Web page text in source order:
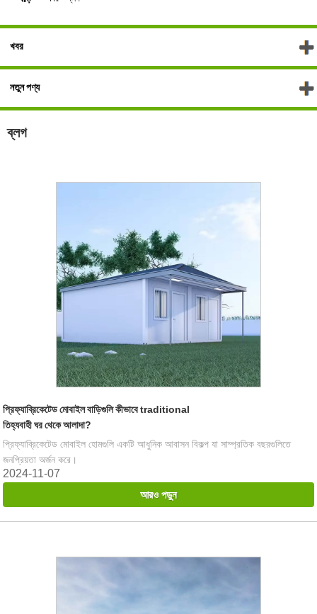
খবর
নতুন পণ্য
ব্লগ
প্রিফ্যাব্রিকেটেড মোবাইল বাড়িগুলি কীভাবে traditional
তিহ্যবাহী ঘর থেকে আলাদা?
প্রিফ্যাব্রিকেটেড মোবাইল হোমগুলি একটি আধুনিক আবাসন বিকল্প যা সাম্প্রতিক বছরগুলিতে
জনপ্রিয়তা অর্জন করে।
2024-11-07
আরও পড়ুন